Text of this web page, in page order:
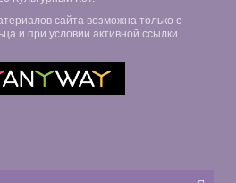
сайта возможна только с
и при условии активной ссылки